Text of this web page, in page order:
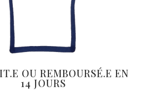
OU REMBOURSÉ.E EN
14 JOURS